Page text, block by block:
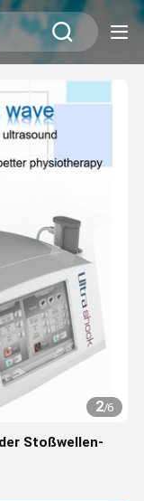
2/6
Stoßwellen-